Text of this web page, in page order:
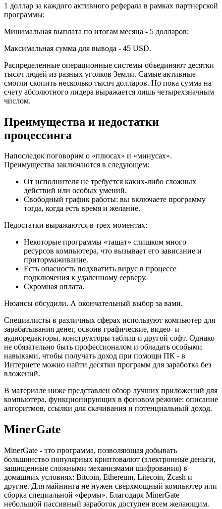
1 доллар за каждого активного реферала в рамках партнерской
программы;
Минимальная выплата по итогам месяца - 5 долларов;
Максимальная сумма для вывода - 45 USD.
Распределенные операционные системы объединяют десятки
тысяч людей из разных уголков Земли. Самые активные
смогли скопить несколько тысяч долларов. Но пока сумма на
счету абсолютного лидера выражается лишь четырехзначным
числом.
Преимущества и недостатки
процессинга
Напоследок поговорим о «плюсах» и «минусах».
Преимущества заключаются в следующем:
От исполнителя не требуется каких-либо сложных
действий или особых умений.
Свободный график работы: вы включаете программу
тогда, когда есть время и желание.
Недостатки выражаются в трех моментах:
Некоторые программы «тащат» слишком много
ресурсов компьютера, что вызывает его зависание и
притормаживание.
Есть опасность подхватить вирус в процессе
подключения к удаленному серверу.
Скромная оплата.
Нюансы обсудили. А окончательный выбор за вами.
Специалисты в различных сферах используют компьютер для
зарабатывания денег, освоив графические, видео- и
аудиоредакторы, конструкторы таблиц и другой софт. Однако
не обязательно быть профессионалом и обладать особыми
навыками, чтобы получать доход при помощи ПК - в
Интернете можно найти десятки программ для заработка без
вложений.
В материале ниже представлен обзор лучших приложений для
компьютера, функционирующих в фоновом режиме: описание
алгоритмов, ссылки для скачивания и потенциальный доход.
MinerGate
MinerGate - это программа, позволяющая добывать
большинство популярных криптовалют (электронные деньги,
защищенные сложными механизмами шифрования) в
домашних условиях: Bitcoin, Ethereum, Litecoin, Zcash и
другие. Для майнинга не нужен сверхмощный компьютер или
сборка специальной «фермы». Благодаря MinerGate
небольшой пассивный заработок доступен всем желающим.